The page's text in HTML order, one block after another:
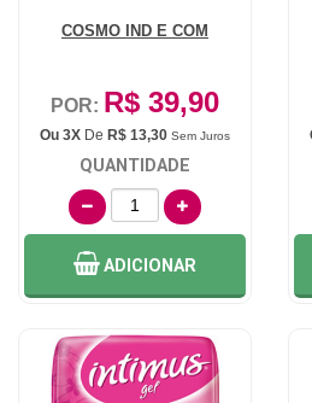
COSMO IND E COM
POR: R$ 39,90
Ou 3X De R$ 13,30 Sem Juros
QUANTIDADE
ADICIONAR